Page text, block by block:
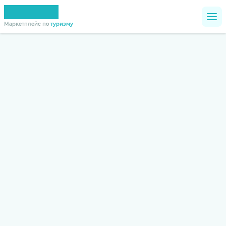
Маркетплейс по туризму